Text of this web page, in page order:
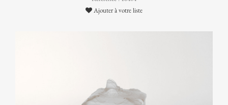
Ajouter à votre liste